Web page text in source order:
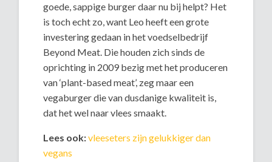
goede, sappige burger daar nu bij helpt? Het
is toch echt zo, want Leo heeft een grote
investering gedaan in het voedselbedrijf
Beyond Meat. Die houden zich sinds de
oprichting in 2009 bezig met het produceren
van ‘plant-based meat’, zeg maar een
vegaburger die van dusdanige kwaliteit is,
dat het wel naar vlees smaakt.
Lees ook:vleeseters zijn gelukkiger dan
vegans